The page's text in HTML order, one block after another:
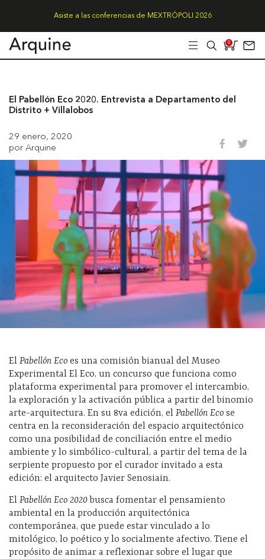
Asiste a las conferencias de MEXTRÓPOLI 2026
0
El Pabellón Eco 2020. Entrevista a Departamento del
Distrito + Villalobos
29 enero, 2020
por Arquine
El Pabellón Eco es una comisión bianual del Museo
Experimental El Eco, un concurso que funciona como
plataforma experimental para promover el intercambio,
la exploración y la activación pública a partir del binomio
arte-arquitectura. En su 8va edición, el Pabellón Eco se
centra en la reconsideración del espacio arquitectónico
como una posibilidad de conciliación entre el medio
ambiente y lo simbólico-cultural, a partir del tema de la
serpiente propuesto por el curador invitado a esta
edición: el arquitecto Javier Senosiain.
El Pabellón Eco 2020 busca fomentar el pensamiento
ambiental en la producción arquitectónica
contemporánea, que puede estar vinculado a lo
mitológico, lo poético y lo socialmente afectivo. Tiene el
propósito de animar a reflexionar sobre el lugar que